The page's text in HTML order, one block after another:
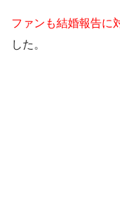
ファンも結婚報告に
した。